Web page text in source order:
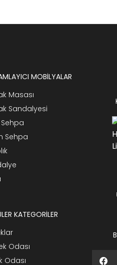
MOBİLYALAR
Masası
Sandalyesi
Sehpa
KATEGORİLER
Odası
Odası